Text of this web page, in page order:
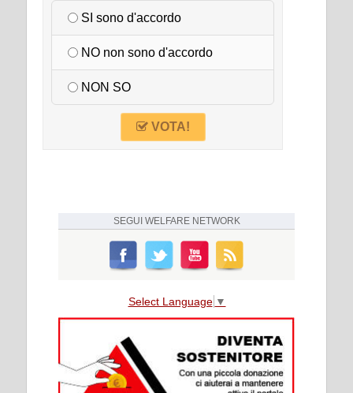
SI sono d'accordo
NO non sono d'accordo
NON SO
VOTA!
SEGUI WELFARE NETWORK
Select Language ▼